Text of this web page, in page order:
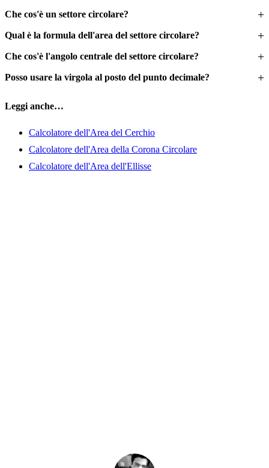
Che cos'è un settore circolare?
Qual è la formula dell'area del settore circolare?
Che cos'è l'angolo centrale del settore circolare?
Posso usare la virgola al posto del punto decimale?
Leggi anche…
Calcolatore dell'Area del Cerchio
Calcolatore dell'Area della Corona Circolare
Calcolatore dell'Area dell'Ellisse